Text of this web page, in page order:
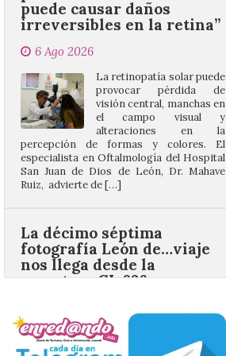
La retinopatía solar puede
alteraciones en la
percepción de formas y colores. El
especialista en Oftalmología del Hospital
San Juan de Dios de León, Dr. Mahave
Ruiz, advierte de […]
La décimo séptima
carretera CL 626 con
motivo de la marcha en
defensa de FEVE
Nueva edición de León
de…viaje. Una iniciativa
organizado por la sección